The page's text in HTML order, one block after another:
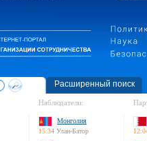
Расширенный поиск
Наблюдатели:
Монголия
15:34 Улан-Батор